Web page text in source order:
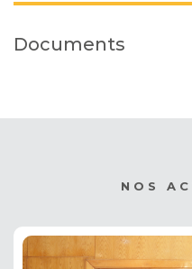
Documents
NOS